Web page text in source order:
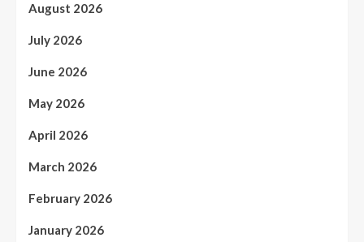
August 2026
July 2026
June 2026
May 2026
April 2026
March 2026
February 2026
January 2026